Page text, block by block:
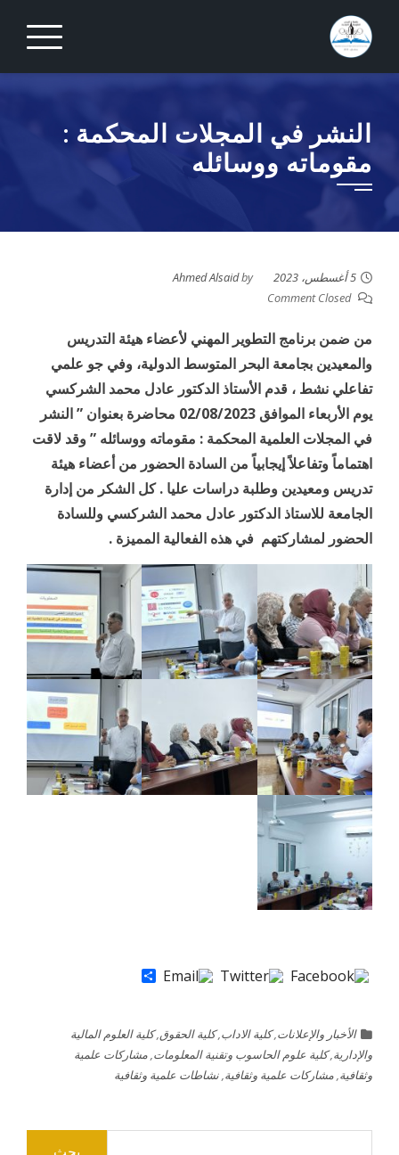
content
النشر في المجلات المحكمة :
مقوماته ووسائله
5 أغسطس، 2023 by
Ahmed Alsaid
Comment Closed
من ضمن برنامج التطوير المهني لأعضاء هيئة التدريس
والمعيدين بجامعة البحر المتوسط الدولية، وفي جو علمي
تفاعلي نشط ، قدم الأستاذ الدكتور عادل محمد الشركسي
يوم الأربعاء الموافق 02/08/2023 محاضرة بعنوان ” النشر
في المجلات العلمية المحكمة : مقوماته ووسائله ” وقد لاقت
اهتماماً وتفاعلاً إيجابياً من السادة الحضور من أعضاء هيئة
تدريس ومعيدين وطلبة دراسات عليا . كل الشكر من إدارة
الجامعة للاستاذ الدكتور عادل محمد الشركسي وللسادة
الحضور لمشاركتهم في هذه الفعالية المميزة .
الأخبار والإعلانات,كلية الاداب,كلية الحقوق,كلية العلوم المالية
والإدارية,كلية علوم الحاسوب وتقنية المعلومات,مشاركات علمية
وثقافية,مشاركات علمية وثقافية,نشاطات علمية وثقافية